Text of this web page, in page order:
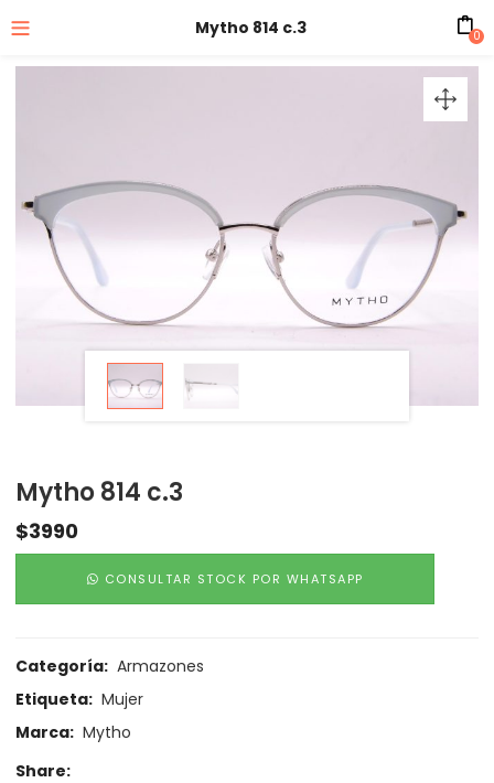
Mytho 814 c.3 0
Mytho 814 c.3
$3990
CONSULTAR STOCK POR WHATSAPP
Categoría: Armazones
Etiqueta: Mujer
Marca: Mytho
Share: